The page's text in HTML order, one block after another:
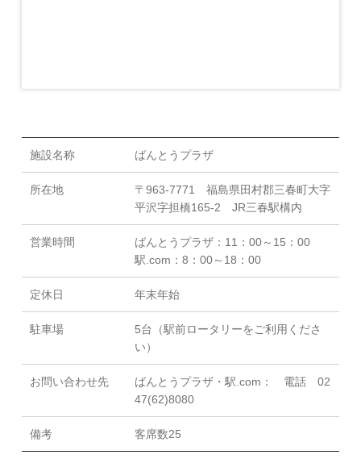
施設名称 ばんとうプラザ
所在地
〒963-7771 福島県田村郡三春町大字
平沢字担橋165-2 JR三春駅構内
営業時間
ばんとうプラザ：11：00～15：00
駅.com：8：00～18：00
定休日 年末年始
駐車場
5台（駅前ロータリーをご利用くださ
い）
お問い合わせ先
ばんとうプラザ・駅.com： 電話 02
47(62)8080
備考 客席数25